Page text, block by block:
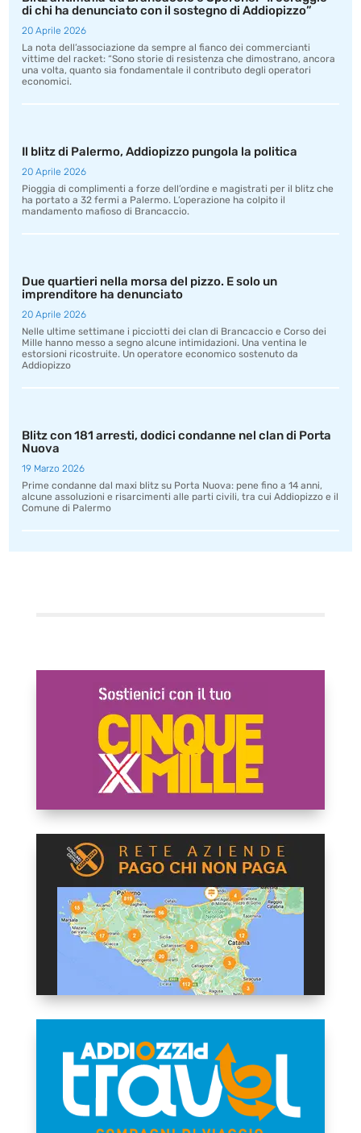
di chi ha denunciato con il sostegno di Addiopizzo”
20 Aprile 2026
La nota dell’associazione da sempre al fianco dei commercianti
vittime del racket: “Sono storie di resistenza che dimostrano, ancora
una volta, quanto sia fondamentale il contributo degli operatori
economici.
Il blitz di Palermo, Addiopizzo pungola la politica
20 Aprile 2026
Pioggia di complimenti a forze dell’ordine e magistrati per il blitz che
ha portato a 32 fermi a Palermo. L’operazione ha colpito il
mandamento mafioso di Brancaccio.
Due quartieri nella morsa del pizzo. E solo un
imprenditore ha denunciato
20 Aprile 2026
Nelle ultime settimane i picciotti dei clan di Brancaccio e Corso dei
Mille hanno messo a segno alcune intimidazioni. Una ventina le
estorsioni ricostruite. Un operatore economico sostenuto da
Addiopizzo
Blitz con 181 arresti, dodici condanne nel clan di Porta
Nuova
19 Marzo 2026
Prime condanne dal maxi blitz su Porta Nuova: pene fino a 14 anni,
alcune assoluzioni e risarcimenti alle parti civili, tra cui Addiopizzo e il
Comune di Palermo